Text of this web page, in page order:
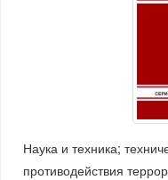
Наука и техника;
противодействия